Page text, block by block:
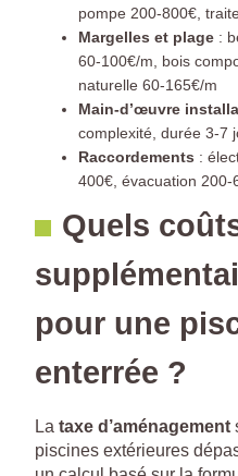
pompe 200-800€,
Margelles et plage :
60-100€/m, bois
naturelle 60-165€/m
Main-d’œuvre
complexité, durée 3-7
Raccordements :
400€, évacuation 200-
Quels
pour une
enterrée ?
La taxe d’aménagement
piscines extérieures